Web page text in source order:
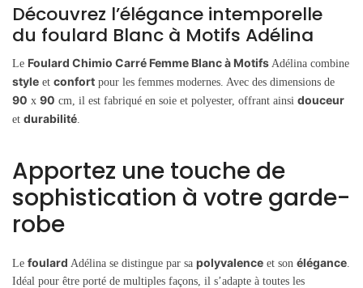
Découvrez l’élégance intemporelle
du foulard Blanc à Motifs Adélina
Le Foulard Chimio Carré Femme Blanc à Motifs Adélina combine
style et confort pour les femmes modernes. Avec des dimensions de
90 x 90 cm, il est fabriqué en soie et polyester, offrant ainsi douceur
et durabilité
Apportez une touche de
sophistication à votre garde-
robe
Le foulard Adélina se distingue par sa polyvalence et son élégance
Idéal pour être porté de multiples façons, il s’adapte à toutes les